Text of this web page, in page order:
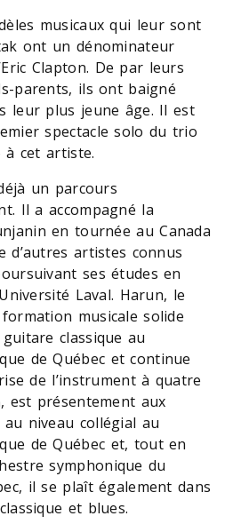
musicaux qui leur sont
ont un dénominateur
Clapton. De par leurs
parents, ils ont baigné
leur plus jeune âge. Il est
spectacle solo du trio
cet artiste.
un parcours
Il a accompagné la
en tournée au Canada
d’autres artistes connus
ses études en
Laval. Harun, le
musicale solide
classique au
de Québec et continue
de l’instrument à quatre
est présentement aux
niveau collégial au
de Québec et, tout en
symphonique du
il se plaît également dans
et blues.